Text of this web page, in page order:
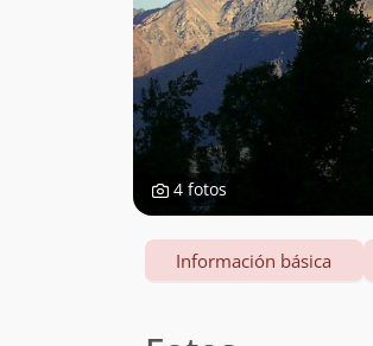
4 fotos
Información básica